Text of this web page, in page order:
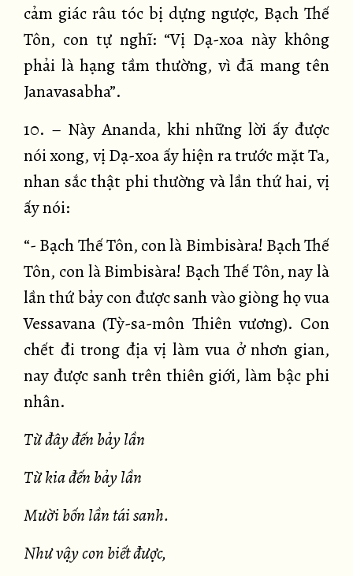
cảm giác râu tóc bị dựng ngược, Bạch Thế
Tôn, con tự nghĩ: “Vị Dạ-xoa này không
phải là hạng tầm thường, vì đã mang tên
Janavasabha”.
10. – Này Ananda, khi những lời ấy được
nói xong, vị Dạ-xoa ấy hiện ra trước mặt Ta,
nhan sắc thật phi thường và lần thứ hai, vị
ấy nói:
“- Bạch Thế Tôn, con là Bimbisàra! Bạch Thế
Tôn, con là Bimbisàra! Bạch Thế Tôn, nay là
lần thứ bảy con được sanh vào giòng họ vua
Vessavana (Tỳ-sa-môn Thiên vương). Con
chết đi trong địa vị làm vua ở nhơn gian,
nay được sanh trên thiên giới, làm bậc phi
nhân.
Từ đây đến bảy lần
Từ kia đến bảy lần
Mười bốn lần tái sanh.
Như vậy con biết được,